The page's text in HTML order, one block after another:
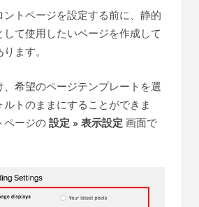
トページを設定する前に、静的
て使用したいページを作成して
ます。
希望のページテンプレートを選
トのままにすることができま
ページの設定 » 表示設定 画面で